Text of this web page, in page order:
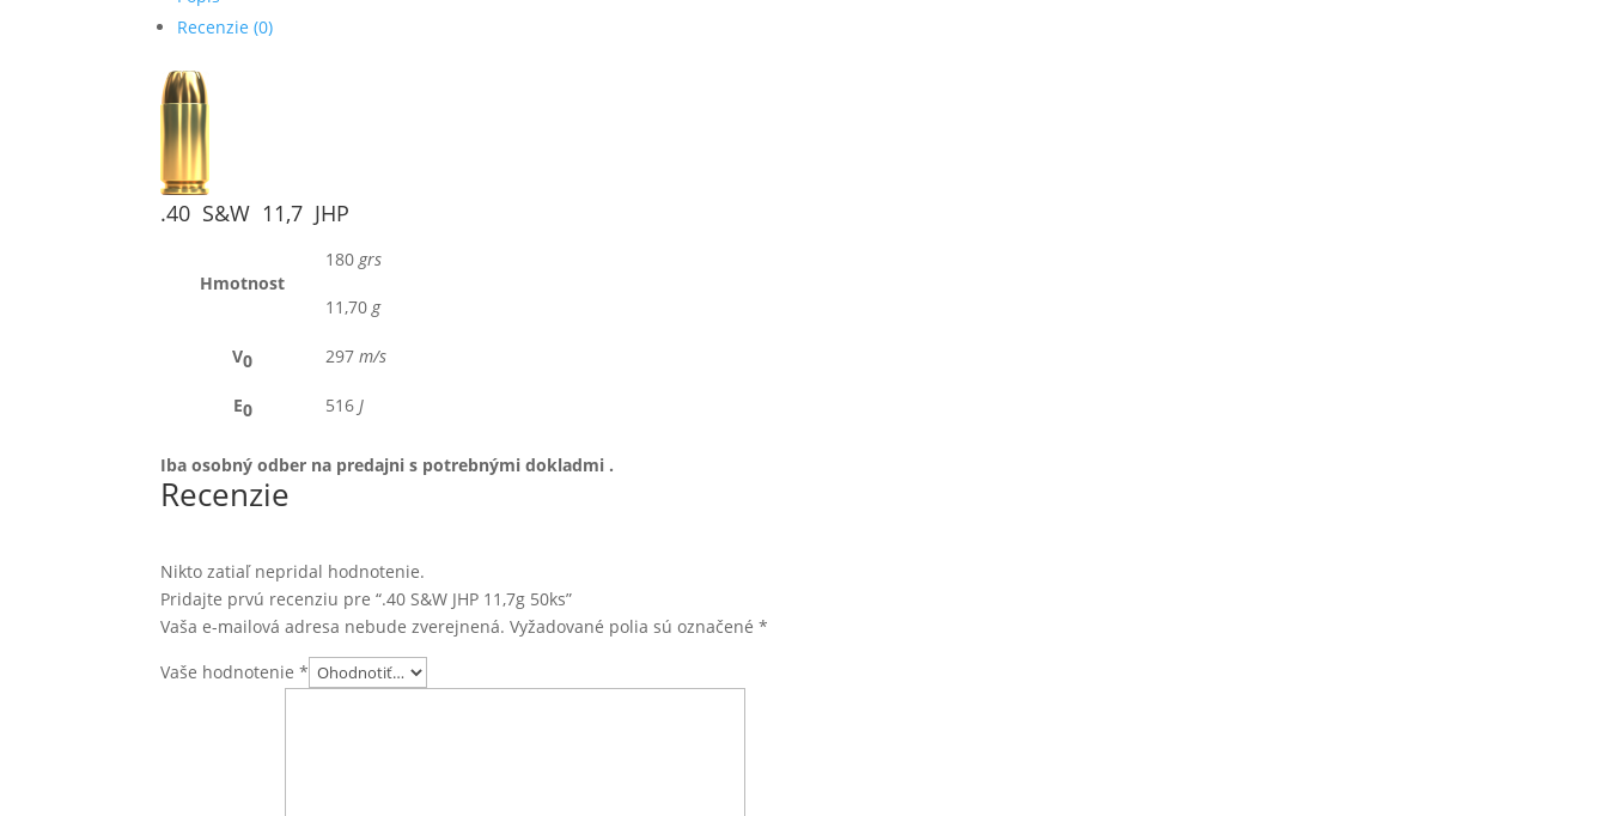
Recenzie (0)
.40 S&W 11,7 JHP
Hmotnost
180grs
11,70 g
V0 297m/s
E0 516J
Iba osobný odber na predajni s potrebnými dokladmi .
Recenzie
Nikto zatiaľ nepridal hodnotenie.
Pridajte prvú recenziu pre “.40 S&W JHP 11,7g 50ks”
Vaša e-mailová adresa nebude zverejnená. Vyžadované polia sú označené*
Vaše hodnotenie*